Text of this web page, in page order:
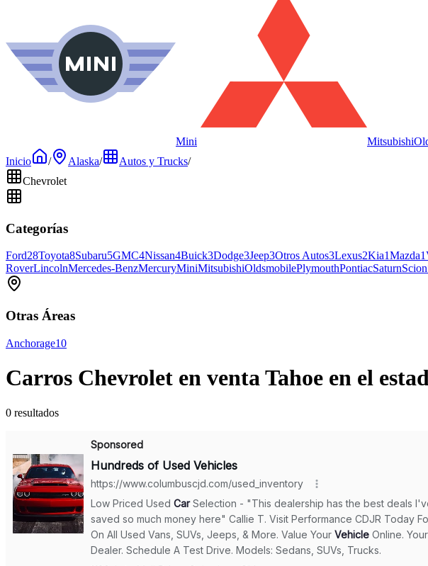
Mini Mitsubishi
Inicio
/ Alaska/ Autos y Trucks/
Chevrolet
Categorías
Ford28Toyota8Subaru5GMC4Nissan4Buick3Dodge3Jeep3Otros Autos3Lexus2Kia1Mazda1
RoverLincolnMercedes-BenzMercuryMiniMitsubishiOldsmobilePlymouthPontiacSaturnScion
Otras Áreas
Anchorage10
Carros Chevrolet en venta Tahoe en el
0 resultados